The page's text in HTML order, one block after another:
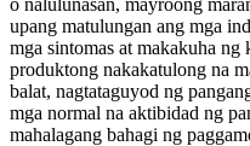
upang matulungan ang mga
mga sintomas at makakuha
produktong nakakatulong na
balat, nagtataguyod ng
mga normal na aktibidad ng
mahalagang bahagi ng